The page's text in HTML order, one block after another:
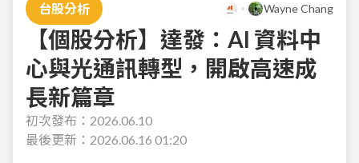
台股分析 Wayne Chang
【個股分析】達發：AI 資料中
心與光通訊轉型，開啟高速成
長新篇章
初次發布： 2026.06.10
最後更新： 2026.06.16 01:20